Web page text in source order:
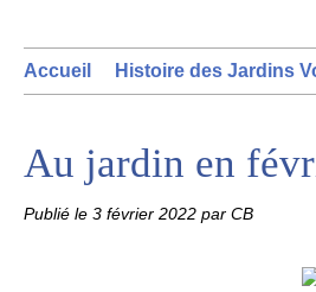
Accueil Histoire des Jardins
Au jardin en
Publié le 3 février 2022 par CB